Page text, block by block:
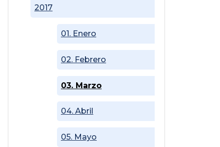
2017
01. Enero
02. Febrero
03. Marzo
04. Abril
05. Mayo